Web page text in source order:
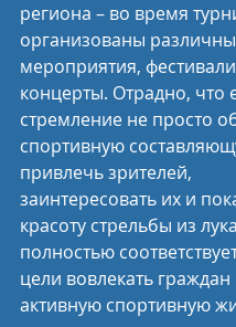
региона – во время
организованы
мероприятия,
концерты. Отрадно, что
стремление не просто
спортивную
привлечь зрителей,
заинтересовать их и
красоту стрельбы из
полностью
цели вовлекать граждан
активную спортивную